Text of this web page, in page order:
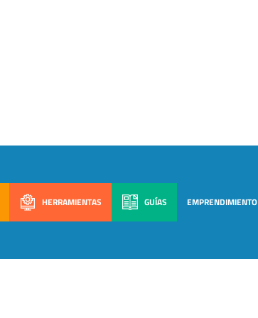
HERRAMIENTAS GUÍAS EMPRENDIMIENTO